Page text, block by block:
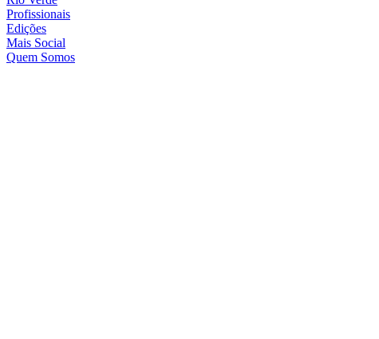
Profissionais
Edições
Mais Social
Quem Somos